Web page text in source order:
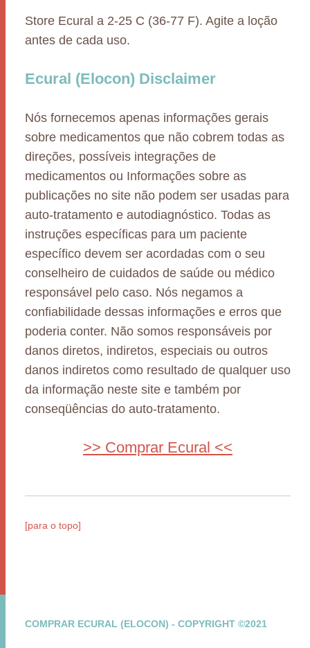
Store Ecural a 2-25 C (36-77 F). Agite a loção
antes de cada uso.
Ecural (Elocon) Disclaimer
Nós fornecemos apenas informações gerais
sobre medicamentos que não cobrem todas as
direções, possíveis integrações de
medicamentos ou Informações sobre as
publicações no site não podem ser usadas para
auto-tratamento e autodiagnóstico. Todas as
instruções específicas para um paciente
específico devem ser acordadas com o seu
conselheiro de cuidados de saúde ou médico
responsável pelo caso. Nós negamos a
confiabilidade dessas informações e erros que
poderia conter. Não somos responsáveis por
danos diretos, indiretos, especiais ou outros
danos indiretos como resultado de qualquer uso
da informação neste site e também por
conseqüências do auto-tratamento.
>> Comprar Ecural <<
[para o topo]
COMPRAR ECURAL (ELOCON) - COPYRIGHT ©2021